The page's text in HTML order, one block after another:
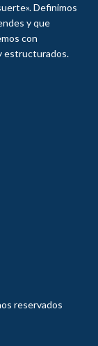
Definimos
y que
con
estructurados.
reservados